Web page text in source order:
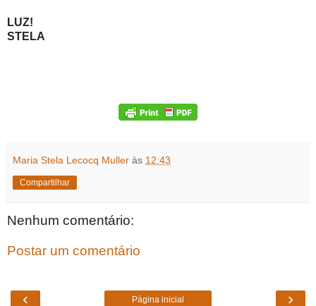
LUZ!
STELA
Maria Stela Lecocq Muller às 12:43
Compartilhar
Nenhum comentário:
Postar um comentário
‹ ›
Página inicial